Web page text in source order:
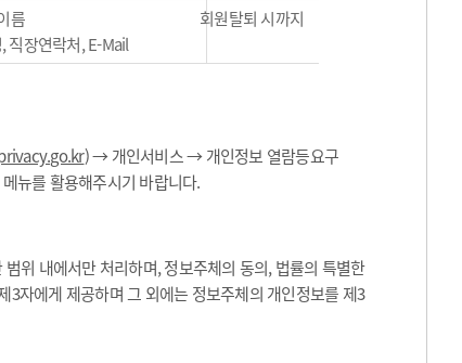
름
직장연락처, E-Mail
회원탈퇴 시까지
) → 개인서비스 → 개인정보 열람등요구
뉴를 활용해주시기 바랍니다.
위 내에서만 처리하며, 정보주체의 동의, 법률의 특별한
자에게 제공하며 그 외에는 정보주체의 개인정보를 제3